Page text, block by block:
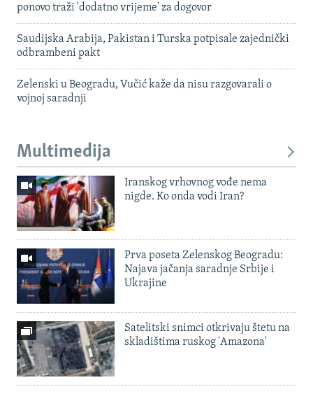
ponovo traži 'dodatno vrijeme' za dogovor
Saudijska Arabija, Pakistan i Turska potpisale zajednički
odbrambeni pakt
Zelenski u Beogradu, Vučić kaže da nisu razgovarali o
vojnoj saradnji
Multimedija
Iranskog vrhovnog vođe nema
nigde. Ko onda vodi Iran?
Prva poseta Zelenskog Beogradu:
Najava jačanja saradnje Srbije i
Ukrajine
Satelitski snimci otkrivaju štetu na
skladištima ruskog 'Amazona'